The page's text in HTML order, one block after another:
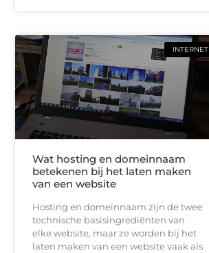
INTERNET
Wat hosting en domeinnaam
betekenen bij het laten maken
van een website
Hosting en domeinnaam zijn de twee
technische basisingrediënten van
elke website, maar ze worden bij het
laten maken van een website vaak als